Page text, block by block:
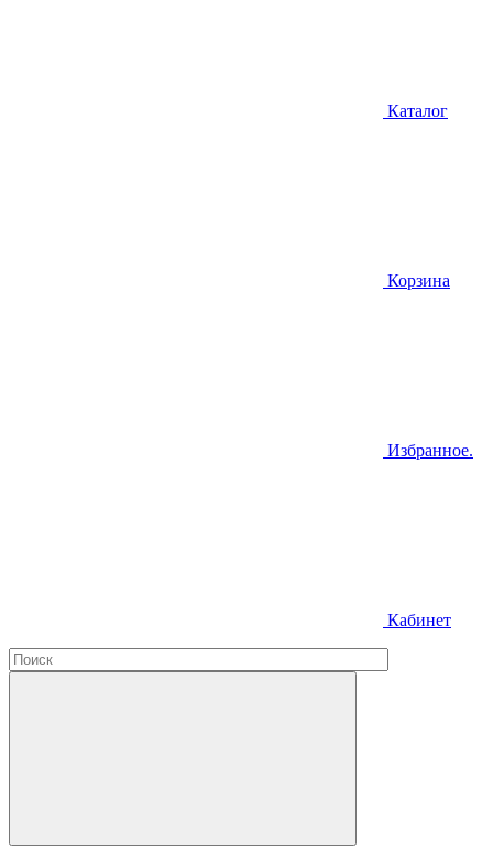
Каталог
Корзина
Избранное.
Кабинет